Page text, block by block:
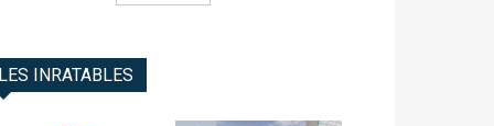
LES INRATABLES